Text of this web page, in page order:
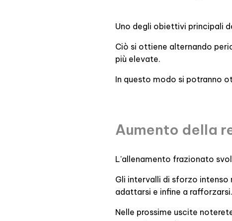
Uno degli obiettivi principali
Ciò si ottiene alternando
più elevate.
In questo modo si potranno
Aumento della
L'allenamento frazionato
Gli intervalli di sforzo
adattarsi e infine a rafforzarsi.
Nelle prossime uscite